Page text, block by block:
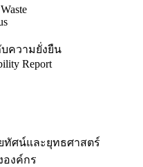
ความยั่งยืน
Report
ทัศน์และยุทธศาสตร์
องค์กร